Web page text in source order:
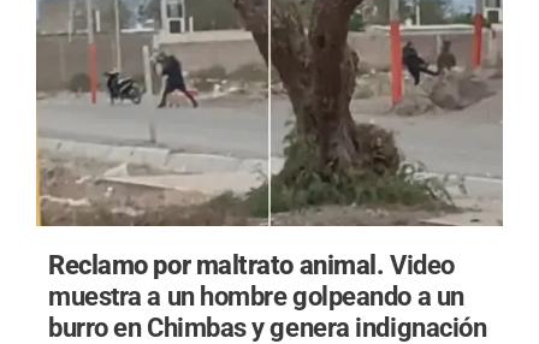
Reclamo por maltrato animal.Video
muestra a un hombre golpeando a un
burro en Chimbas y genera indignación